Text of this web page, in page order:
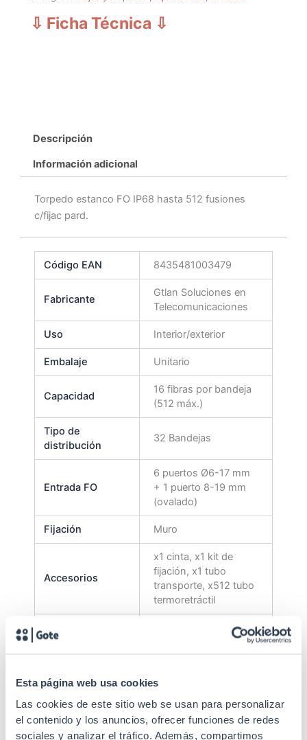
Esta página web usa cookies
Las cookies de este sitio web se usan para personalizar
el contenido y los anuncios, ofrecer funciones de redes
sociales y analizar el tráfico. Además, compartimos
⇩ Ficha Técnica ⇩
Descripción
Información adicional
Torpedo estanco FO IP68 hasta 512 fusiones
c/fijac pard.
Código EAN 8435481003479
Fabricante
Gtlan Soluciones en
Telecomunicaciones
Uso Interior/exterior
Embalaje Unitario
Capacidad
16 fibras por bandeja
(512 máx.)
Tipo de
distribución
32 Bandejas
Entrada FO
6 puertos Ø6-17 mm
+ 1 puerto 8-19 mm
(ovalado)
Fijación Muro
Accesorios
x1 cinta, x1 kit de
fijación, x1 tubo
transporte, x512 tubo
termoretráctil
Las cajas llevan los
accesorios necesarios
colocación.
IEC 60825-1